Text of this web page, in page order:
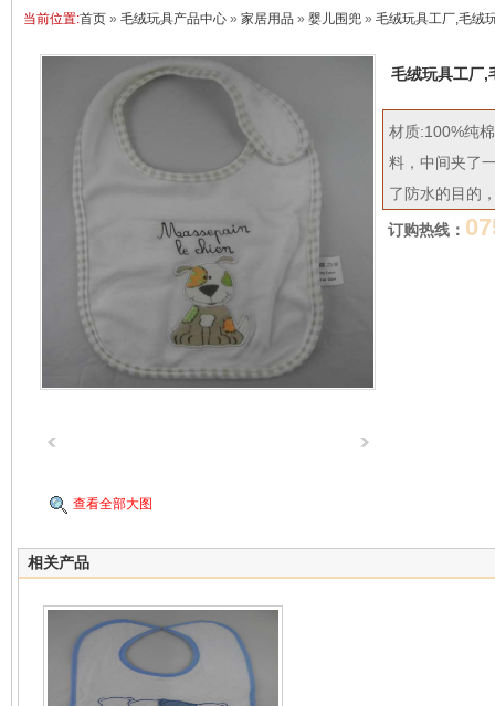
当前位置:首页 » 毛绒玩具产品中心 » 家居用品 » 婴儿围兜 » 毛绒玩具工厂,毛绒
查看全部大图
毛绒玩具工厂,
材质:100%纯
料，中间夹了
了防水的目的
订购热线：
相关产品